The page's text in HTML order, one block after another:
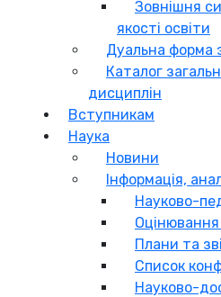
Зовнішня
якості освіти
Дуальна форма
Каталог
дисциплін
Вступникам
Наука
Новини
Інформація,
Науково-
Плани та
Список
Науково-